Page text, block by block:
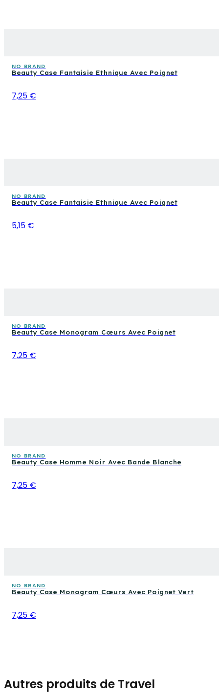
NO BRAND
Beauty Case Fantaisie Ethnique Avec Poignet
7,25 €
NO BRAND
Beauty Case Fantaisie Ethnique Avec Poignet
5,15 €
NO BRAND
Beauty Case Monogram Cœurs Avec Poignet
7,25 €
NO BRAND
Beauty Case Homme Noir Avec Bande Blanche
7,25 €
NO BRAND
Beauty Case Monogram Cœurs Avec Poignet Vert
7,25 €
Autres produits de Travel